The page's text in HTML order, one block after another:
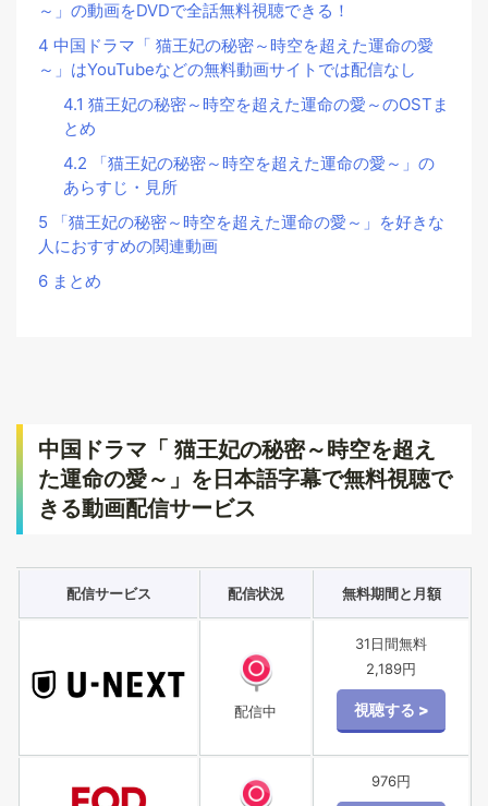
～」の動画をDVDで全話無料視聴できる！
4 中国ドラマ「 猫王妃の秘密～時空を超えた運命の愛
～」はYouTubeなどの無料動画サイトでは配信なし
4.1 猫王妃の秘密～時空を超えた運命の愛～のOSTま
とめ
4.2 「猫王妃の秘密～時空を超えた運命の愛～」の
あらすじ・見所
5 「猫王妃の秘密～時空を超えた運命の愛～」を好きな
人におすすめの関連動画
6 まとめ
中国ドラマ「 猫王妃の秘密～時空を超え
た運命の愛～」を日本語字幕で無料視聴で
きる動画配信サービス
配信サービス 配信状況 無料期間と月額
配信中
31日間無料
2,189円
976円